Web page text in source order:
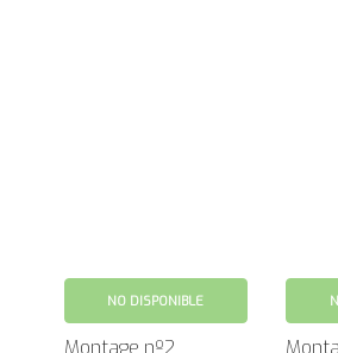
NO DISPONIBLE
Montage nº2